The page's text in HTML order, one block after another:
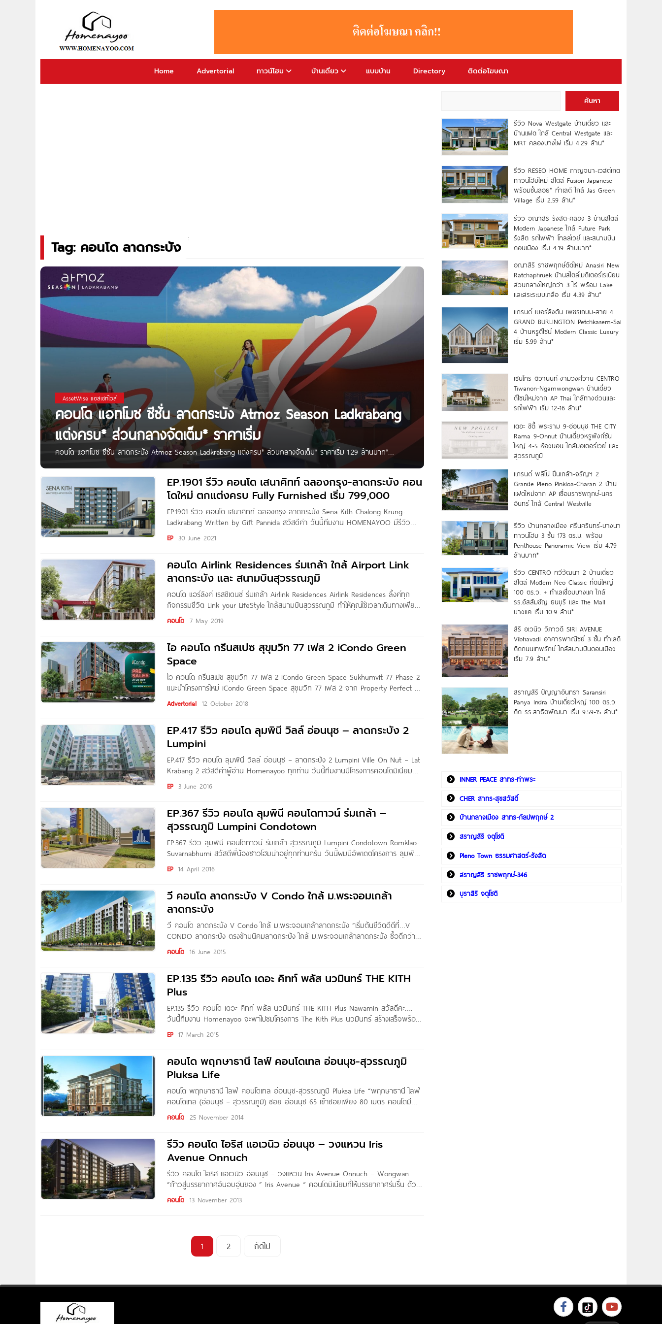
Home Advertorial ทาวน์โฮม บ้านเดี่ยว แบบบ้าน Directory ติดต่อโฆษณา
Tag: คอนโด ลาดกระบัง
AssetWise แอสเซทไวส์
คอนโด แอทโมซ ซีซั่น ลาดกระบัง Atmoz Season Ladkrabang
แต่งครบ* ส่วนกลางจัดเต็ม* ราคาเริ่ม
คอนโด แอทโมซ ซีซั่น ลาดกระบัง Atmoz Season Ladkrabang แต่งครบ* ส่วนกลางจัดเต็ม* ราคาเริ่ม 1.29 ล้านบาท*
เตรียมพบ คอนโดใหม่ ‘Atmoz Season ลาดกระบัง’ จาก AssetWise คอนโดสีสันจัดจ้านในย่านลาดกระบัง แต่งครบ* ส่วน
กลางจัดเต็ม เยอะที่สุดในย่าน* บนทำเลศักยภาพ ติดถนนใหญ่ (ถนนฉลองกรุง) บนถนนสายหลักที่สามารถเชื่อมต่อทุกมิติการ
เดินทาง หลังติดนิคมฯลาดกระบัง ใกล้มอเตอร์เวย์, สนามบินสุวรรณภูมิ
EP.1901 รีวิว คอนโด เสนาคิทท์ ฉลองกรุง-ลาดกระบัง คอน
โดใหม่ ตกแต่งครบ Fully Furnished เริ่ม 799,000
EP.1901 รีวิว คอนโด เสนาคิทท์ ฉลองกรุง-ลาดกระบัง Sena Kith Chalong Krung-
Ladkrabang Written by Gift Pannida สวัสดีค่า วันนี้ทีมงาน HOMENAYOO มีรีวิว
โครงการคอนโดใหม่จาก เสนาดีเวลลอปเม้นท์ ที่มาในแนวคิด “เสนาคิทท์ คอนโดของคนช่าง
คิด” กับโครงการ Sena Kith ฉลองกรุง-ลาดกระบัง ที่ตั้งอยู่บริเวณทางเข้านิคมฯ
EP 30 June 2021
คอนโด Airlink Residences ร่มเกล้า ใกล้ Airport Link
ลาดกระบัง และ สนามบินสุวรรณภูมิ
คอนโด แอร์ลิงค์ เรสซิเดนซ์ ร่มเกล้า Airlink Residences Airlink Residences ลิ้งค์ทุก
กิจกรรมชีวิต Link your LifeStyle ใกล้สนามบินสุวรรณภูมิ ทำให้คุณใช้เวลาเดินทางเพียง
10 นาที เพื่อ Check – In แอร์พอร์ท เรลลิ้งค์ เพียง 650 เมตร ทำให้คุณใช้เวลาเดินทาง
ไม่กี่นาทีเพื่อขึ้นรถไฟเข้าสู่ใจกลางกรุง ใช้ชีวิตได้เต็มที่… ไม่ “เสียเวลา” กับการเดินทางอีกต่อ
คอนโด 7 May 2019
ไอ คอนโด กรีนสเปซ สุขุมวิท 77 เฟส 2 iCondo Green
Space
ไอ คอนโด กรีนสเปซ สุขุมวิท 77 เฟส 2 iCondo Green Space Sukhumvit 77 Phase 2
แนะนำโครงการใหม่ iCondo Green Space สุขุมวิท 77 เฟส 2 จาก Property Perfect ตัว
โครงการตั้งอยู่ติดถนนลาดกระบัง และ ติด The Paseo
Advertorial 12 October 2018
EP.417 รีวิว คอนโด ลุมพินี วิลล์ อ่อนนุช – ลาดกระบัง 2
Lumpini
EP.417 รีวิว คอนโด ลุมพินี วิลล์ อ่อนนุช – ลาดกระบัง 2 Lumpini Ville On Nut – Lat
Krabang 2 สวัสดีค่าผู้อ่าน Homenayoo ทุกท่าน วันนี้ทีมงานมีโครงการคอนโดมิเนียม
ย่านประเวศ มาฝากทุกคนค่ะ นั่นก็คือ โครงการ Lumpini Ville อ่อนนุช-ลาดกระบัง 2 ซึ่ง
เป็นโครงการพี่น้องฝาแฝดกับ
EP 3 June 2016
EP.367 รีวิว คอนโด ลุมพินี คอนโดทาวน์ ร่มเกล้า –
สุวรรณภูมิ Lumpini Condotown
EP.367 รีวิว ลุมพินี คอนโดทาวน์ ร่มเกล้า-สุวรรณภูมิ Lumpini Condotown Romklao-
Suvarnabhumi สวัสดีพี่น้องชาวโฮมน่าอยู่ทุกท่านครับ วันนี้ผมมีอัพเดตโครงการ ลุมพินี
คอนโดทาวน์ ร่มเกล้า-สุวรรณภูมิ มาฝากท่านที่กำลังมองหาคอนโดที่เข้าร่วมในโครงการ
“บ้านประชารัฐ” โครงการสำหรับผู้มีรายได้ไม่มากและมองหาบ้านหลังแรกเป็นของตัวเอง
ภาพตัวอาคารเพิ่มเติมจากครั้งก่อนเพื่อให้ตัวรีวิวสมบูรณ์ครับ โครงการดังกล่าวตั้งอยู่บน
ถนนใหญ่ร่มเกล้า ใกล้กับสนามบินสุวรรณภูมิ และ Airport Link สถานีลาดกระบัง ลักษณะ
EP 14 April 2016
วี คอนโด ลาดกระบัง V Condo ใกล้ ม.พระจอมเกล้า
ลาดกระบัง
วี คอนโด ลาดกระบัง V Condo ใกล้ ม.พระจอมเกล้าลาดกระบัง “เริ่มต้นฃีวิตดีดีที่…V
CONDO ลาดกระบัง ตรงข้ามนิคมลาดกระบัง ใกล้ ม.พระจอมเกล้าลาดกระบัง ซื้อดีกว่า
เช่า สะดวกสบาย พร้อมมูลค่าเพิ่มจากการเป็นเจ้าของ คุณภาพชีวิตทันสมัย ไม่ไกลเกิน
เอื้อม เริ่ม 6.79 แสน” ชื่อโครงการ วี คอนโด ลาดกระบัง V Condo เจ้าของโครงการ วี.
คอนโด 16 June 2015
EP.135 รีวิว คอนโด เดอะ คิทท์ พลัส นวมินทร์ THE KITH
Plus
EP.135 รีวิว คอนโด เดอะ คิทท์ พลัส นวมินทร์ THE KITH Plus Nawamin สวัสดีคะ….
วันนี้ทีมงาน Homenayoo จะพาไปชมโครงการ The Kith Plus นวมินทร์ สร้างเสร็จพร้อม
อยู่ จากค่ายเสนาดีเวลลอปเมนท์ เป็นคอนโดคิดบวก สัมผัสอารมณ์ Minimal Style
ลักษณะโครงการ เป็นคอนโด Low-Rise 8 ชั้น 2
EP 17 March 2015
คอนโด พฤกษาธานี ไลฟ์ คอนโดเทล อ่อนนุช-สุวรรณภูมิ
Pluksa Life
คอนโด พฤกษาธานี ไลฟ์ คอนโดเทล อ่อนนุช-สุวรรณภูมิ Pluksa Life “พฤกษาธานี ไลฟ์
คอนโดเทล (อ่อนนุช – สุวรรณภูมิ) ซอย อ่อนนุช 65 เข้าซอยเพียง 80 เมตร คอนโดมี
เนียม 5 ชั้น 2 อาคาร เพียง 79 ยูนิต การคมนาคมสะดวก ปลอดภัย ใกล้
คอนโด 25 November 2014
รีวิว คอนโด ไอริส แอเวนิว อ่อนนุช – วงแหวน Iris
Avenue Onnuch
รีวิว คอนโด ไอริส แอเวนิว อ่อนนุช – วงแหวน Iris Avenue Onnuch – Wongwan
“ก้าวสู่บรรยากาศอันอบอุ่นของ “ Iris Avenue ” คอนโดมิเนียมที่ให้บรรยากาศร่มรื่น ด้วย
สวนธรรมชาติที่ออกแบบให้สอดประสานไปกับตัวอาคาร ไอริส บรรจงออกแบบตั้งแต่การจัด
รูปแบบผังรวม ให้แต่ละอาคาร เป็นอิสระต่อกัน เพื่อเปิดมุมมองและทัศนียภาพที่กว้างขึ้น
คอนโด 13 November 2013
1 2 ถัดไป
ค้นหา
รีวิว Nova Westgate บ้านเดี่ยว และ
บ้านแฝด ใกล้ Central Westgate และ
MRT คลองบางไผ่ เริ่ม 4.29 ล้าน*
รีวิว RESEO HOME กาญจนา-เวสต์เกต
ทาวน์โฮมใหม่ สไตล์ Fusion Japanese
พร้อมชั้นลอย* ทำเลดี ใกล้ Jas Green
Village เริ่ม 2.59 ล้าน*
รีวิว อณาสิริ รังสิต-คลอง 3 บ้านสไตล์
Modern Japanese ใกล้ Future Park
รังสิต รถไฟฟ้า โทลล์เวย์ และสนามบิน
ดอนเมือง เริ่ม 4.19 ล้านบาท*
อณาสิริ ราชพฤกษ์ตัดใหม่ Anasiri New
Ratchaphruek บ้านสไตล์เมดิเตอร์เรเนียน
ส่วนกลางใหญ่กว่า 3 ไร่ พร้อม Lake
และสระระบบเกลือ เริ่ม 4.39 ล้าน*
แกรนด์ เบอร์ลิงตัน เพชรเกษม-สาย 4
GRAND BURLINGTON Petchkasem-Sai
4 บ้านหรูดีไซน์ Modern Classic Luxury
เริ่ม 5.99 ล้าน*
เซนโทร ติวานนท์-งามวงศ์วาน CENTRO
Tiwanon-Ngamwongwan บ้านเดี่ยว
ดีไซน์ใหม่จาก AP Thai ใกล้ทางด่วนและ
รถไฟฟ้า เริ่ม 12-16 ล้าน*
เดอะ ซิตี้ พระราม 9-อ่อนนุช THE CITY
Rama 9-Onnut บ้านเดี่ยวหรูฟังก์ชัน
ใหญ่ 4-5 ห้องนอน ใกล้มอเตอร์เวย์ และ
สุวรรณภูมิ
แกรนด์ พลีโน่ ปิ่นเกล้า-จรัญฯ 2
Grande Pleno Pinkloa-Charan 2 บ้าน
แฝดใหม่จาก AP เชื่อมราชพฤกษ์-นคร
อินทร์ ใกล้ Central Westville
รีวิว บ้านกลางเมือง ศรีนครินทร์-บางนา
ทาวน์โฮม 3 ชั้น 173 ตร.ม. พร้อม
Penthouse Panoramic View เริ่ม 4.79
ล้านบาท*
รีวิว CENTRO ทวีวัฒนา 2 บ้านเดี่ยว
สไตล์ Modern Neo Classic ที่ดินใหญ่
100 ตร.ว. + ทำเลเชื่อมบางแค ใกล้
รร.อัสสัมชัญ ธนบุรี และ The Mall
บางแค เริ่ม 10.9 ล้าน*
สิริ อเวนิว วิภาวดี SIRI AVENUE
Vibhavadi อาคารพาณิชย์ 3 ชั้น ทำเลดี
ติดถนนเทพรักษ์ ใกล้สนามบินดอนเมือง
เริ่ม 7.9 ล้าน*
สราญสิริ ปัญญาอินทรา Saransiri
Panya Indra บ้านเดี่ยวใหญ่ 100 ตร.ว.
ดิด รร.สาธิตพัฒนา เริ่ม 9.59-15 ล้าน*
INNER PEACE สาทร-ท่าพระ
CHER สาทร-สุขสวัสดิ์
บ้านกลางเมือง สาทร-กัลปพฤกษ์ 2
สราญสิริ จตุโชติ
Pleno Town ธรรมศาสตร์-รังสิต
สราญสิริ ราชพฤกษ์-346
บุราสิริ จตุโชติ